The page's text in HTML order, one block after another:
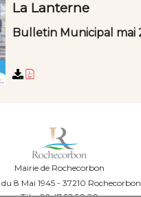
La Lanterne
Bulletin Municipal mai
Mairie de Rochecorbon
8 Mai 1945
37210 Rochecorbon